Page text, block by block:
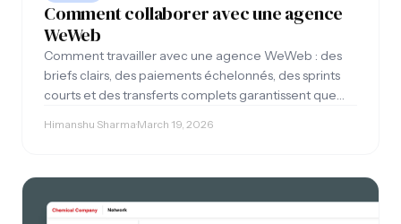
Comment collaborer avec une agence
WeWeb
Comment travailler avec une agence WeWeb : des
briefs clairs, des paiements échelonnés, des sprints
courts et des transferts complets garantissent que
Himanshu Sharma·March 19, 2026